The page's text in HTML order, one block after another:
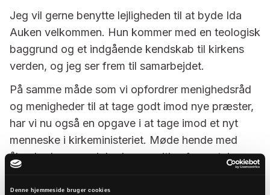
Denne hjemmeside bruger cookies
Jeg vil gerne benytte lejligheden til at byde Ida
Auken velkommen. Hun kommer med en teologisk
baggrund og et indgående kendskab til kirkens
verden, og jeg ser frem til samarbejdet.
På samme måde som vi opfordrer menighedsråd
og menigheder til at tage godt imod nye præster,
har vi nu også en opgave i at tage imod et nyt
menneske i kirkeministeriet. Møde hende med
åbenhed, nysgerrighed og positive forventninger.
der ligger foran os. Og klare meldinger til den nye